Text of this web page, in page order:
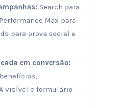
Search para
Max para
para prova social e
em conversão:
visível e formulário